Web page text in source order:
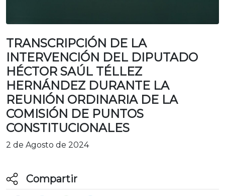
TRANSCRIPCIÓN DE LA
INTERVENCIÓN DEL DIPUTADO
HÉCTOR SAÚL TÉLLEZ
HERNÁNDEZ DURANTE LA
REUNIÓN ORDINARIA DE LA
COMISIÓN DE PUNTOS
CONSTITUCIONALES
2 de Agosto de 2024
Compartir